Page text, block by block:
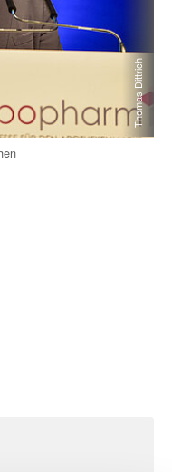
Thomas Dittrich